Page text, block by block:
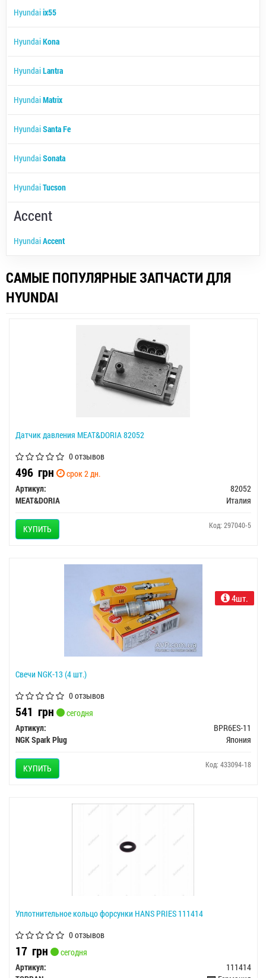
Hyundaiix55
HyundaiKona
HyundaiLantra
HyundaiMatrix
HyundaiSanta Fe
HyundaiSonata
HyundaiTucson
Accent
HyundaiAccent
САМЫЕ ПОПУЛЯРНЫЕ ЗАПЧАСТИ ДЛЯ
HYUNDAI
Датчик давления MEAT&DORIA 82052
0 отзывов
496 грн
срок 2 дн.
Артикул:
82052
MEAT&DORIA
Италия
КУПИТЬ Код: 297040-5
Свечи NGK-13 (4 шт.)
0 отзывов
541 грн
сегодня
Артикул:
BPR6ES-11
NGK Spark Plug
Япония
КУПИТЬ Код: 433094-18
4шт.
Уплотнительное кольцо форсунки HANS PRIES 111414
0 отзывов
17 грн
сегодня
Артикул:
111414